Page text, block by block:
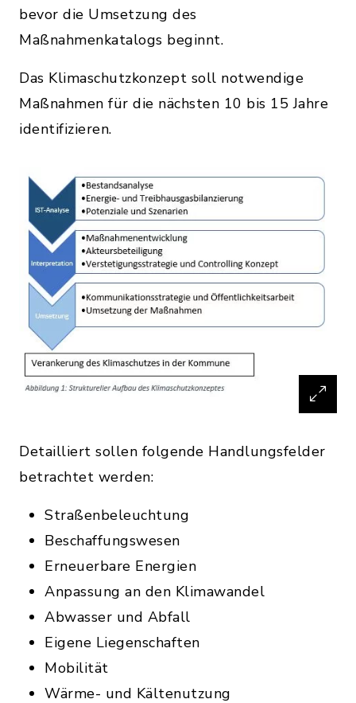
bevor die Umsetzung des
Maßnahmenkatalogs beginnt.
Das Klimaschutzkonzept soll notwendige
Maßnahmen für die nächsten 10 bis 15 Jahre
identifizieren.
Detailliert sollen folgende Handlungsfelder
betrachtet werden:
Straßenbeleuchtung
Beschaffungswesen
Erneuerbare Energien
Anpassung an den Klimawandel
Abwasser und Abfall
Eigene Liegenschaften
Mobilität
Wärme- und Kältenutzung